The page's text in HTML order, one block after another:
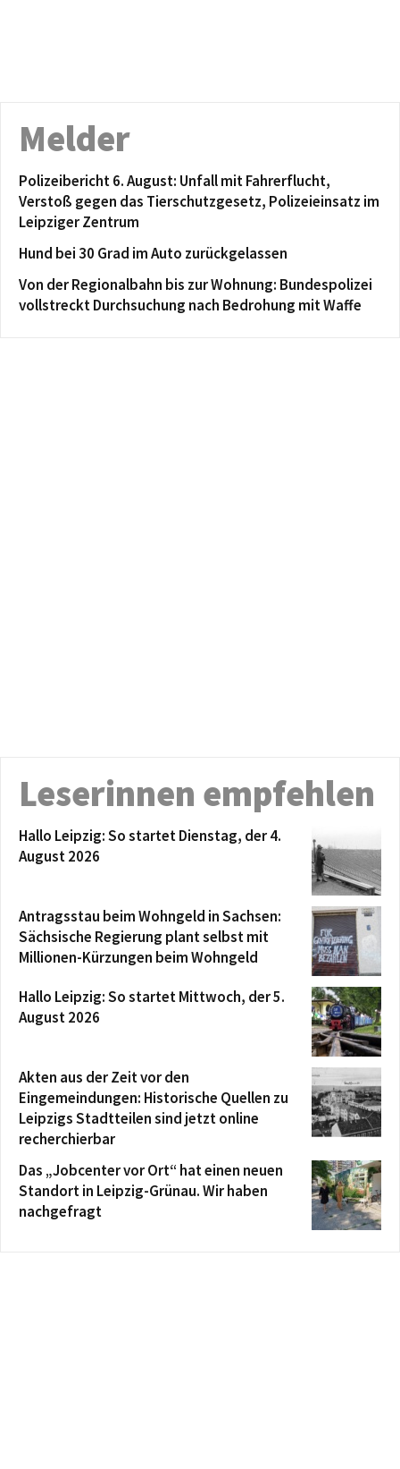
Melder
Polizeibericht 6. August: Unfall mit Fahrerflucht,
Verstoß gegen das Tierschutzgesetz, Polizeieinsatz im
Leipziger Zentrum
Hund bei 30 Grad im Auto zurückgelassen
Von der Regionalbahn bis zur Wohnung: Bundespolizei
vollstreckt Durchsuchung nach Bedrohung mit Waffe
Leserinnen empfehlen
Hallo Leipzig: So startet Dienstag, der 4.
August 2026
Antragsstau beim Wohngeld in Sachsen:
Sächsische Regierung plant selbst mit
Millionen-Kürzungen beim Wohngeld
Hallo Leipzig: So startet Mittwoch, der 5.
August 2026
Akten aus der Zeit vor den
Eingemeindungen: Historische Quellen zu
Leipzigs Stadtteilen sind jetzt online
recherchierbar
Das „Jobcenter vor Ort“ hat einen neuen
Standort in Leipzig-Grünau. Wir haben
nachgefragt